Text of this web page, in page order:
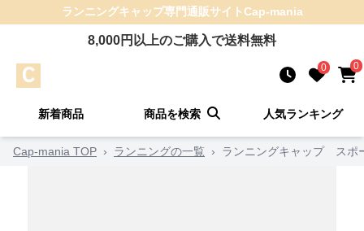
ランニングキャップ専門通販サイトCap-mania
8,000円以上のご購入で送料無料
0 0
新着商品 商品を検索 人気ランキング
Cap-mania TOP › ランニングの一覧 › ランニングキャップ スポ